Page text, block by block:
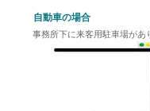
自動車の場合
事務所下に来客用駐車場が